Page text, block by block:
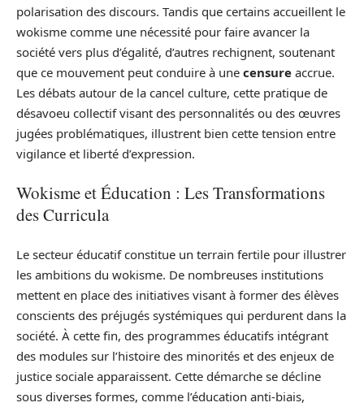
polarisation des discours. Tandis que certains accueillent le
wokisme comme une nécessité pour faire avancer la
société vers plus d’égalité, d’autres rechignent, soutenant
que ce mouvement peut conduire à une censure accrue.
Les débats autour de la cancel culture, cette pratique de
désavoeu collectif visant des personnalités ou des œuvres
jugées problématiques, illustrent bien cette tension entre
vigilance et liberté d’expression.
Wokisme et Éducation : Les Transformations
des Curricula
Le secteur éducatif constitue un terrain fertile pour illustrer
les ambitions du wokisme. De nombreuses institutions
mettent en place des initiatives visant à former des élèves
conscients des préjugés systémiques qui perdurent dans la
société. À cette fin, des programmes éducatifs intégrant
des modules sur l’histoire des minorités et des enjeux de
justice sociale apparaissent. Cette démarche se décline
sous diverses formes, comme l’éducation anti-biais,